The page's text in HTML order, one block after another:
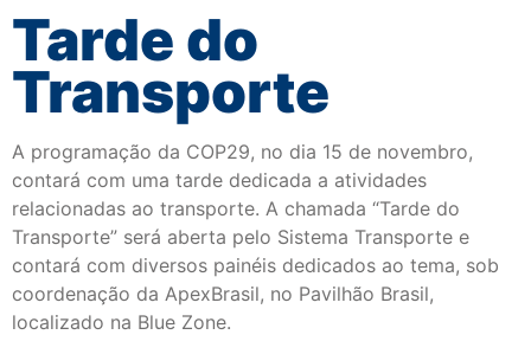
Tarde do
Transporte​
A programação da COP29, no dia 15 de novembro,
contará com uma tarde dedicada a atividades
relacionadas ao transporte. A chamada “Tarde do
Transporte” será aberta pelo Sistema Transporte e
contará com diversos painéis dedicados ao tema, sob
coordenação da ApexBrasil, no Pavilhão Brasil,
localizado na Blue Zone.